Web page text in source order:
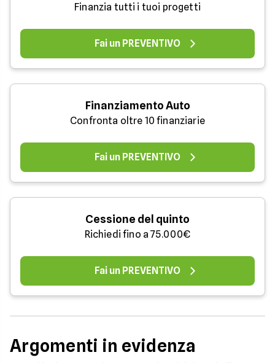
Finanzia tutti i tuoi progetti
Fai un PREVENTIVO
Finanziamento Auto
Confronta oltre 10 finanziarie
Fai un PREVENTIVO
Cessione del quinto
Richiedi fino a 75.000€
Fai un PREVENTIVO
Argomenti in evidenza